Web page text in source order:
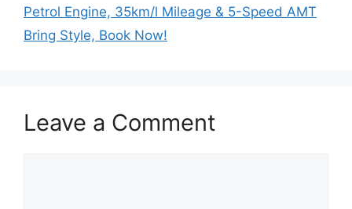
Petrol Engine, 35km/l Mileage & 5-Speed AMT
Bring Style, Book Now!
Leave a Comment